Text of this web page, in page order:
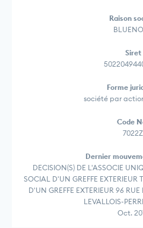
Raison
Siret
Forme
société par
Code
7022Z
Dernier
DECISION(S) DE L'ASSOCIE
SOCIAL D'UN GREFFE EXTERIEUR
D'UN GREFFE EXTERIEUR 96
LEVALLOIS-
Oct.